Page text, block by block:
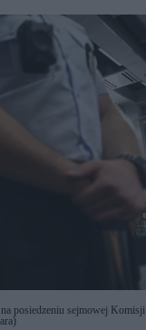
posiedzeniu sejmowej Komisji